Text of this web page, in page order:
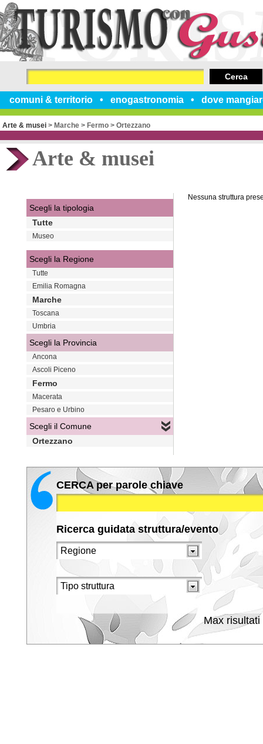
comuni & territorio enogastronomia dove
Cerca
Arte & musei > Marche > Fermo > Ortezzano
Arte & musei
Nessuna struttura
Scegli la tipologia
Tutte
Museo
Scegli la Regione
Tutte
Emilia Romagna
Marche
Toscana
Umbria
Scegli la Provincia
Ancona
Ascoli Piceno
Fermo
Macerata
Pesaro e Urbino
Scegli il Comune
Ortezzano
CERCA per parole chiave
Ricerca guidata struttura/evento
Max risultati